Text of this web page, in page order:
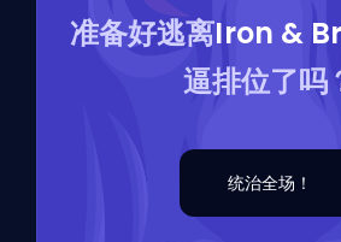
准备好逃离Iron &
逼排位了吗
统治全场！